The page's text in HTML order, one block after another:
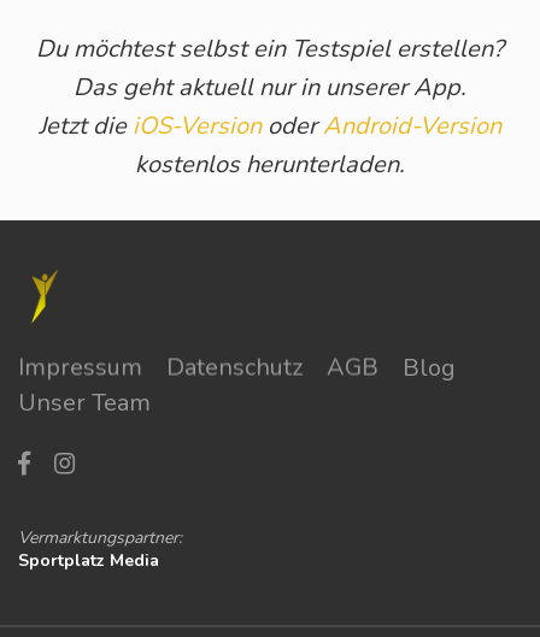
Du möchtest selbst ein Testspiel erstellen?
Das geht aktuell nur in unserer App.
Jetzt dieiOS-VersionoderAndroid-Version
kostenlos herunterladen.
Impressum Datenschutz AGB
Blog
Unser Team
Vermarktungspartner:
Sportplatz Media